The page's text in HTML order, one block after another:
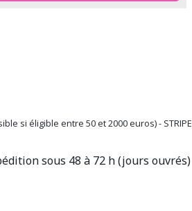
si éligible entre 50 et 2000 euros) - STRIPE
sous 48 à 72 h (jours ouvrés)